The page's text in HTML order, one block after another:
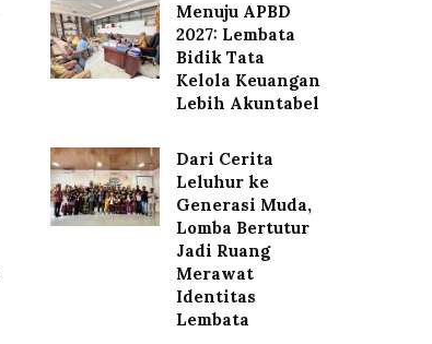
Menuju APBD
2027: Lembata
Bidik Tata
Kelola Keuangan
Lebih Akuntabel
Dari Cerita
Leluhur ke
Generasi Muda,
Lomba Bertutur
Jadi Ruang
Merawat
Identitas
Lembata